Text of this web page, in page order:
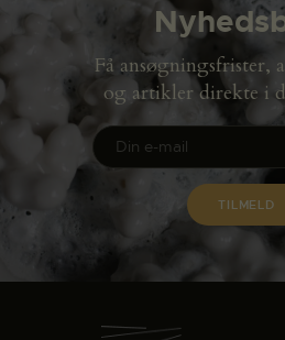
Få ansøgningsfrister,
og artikler direkte i